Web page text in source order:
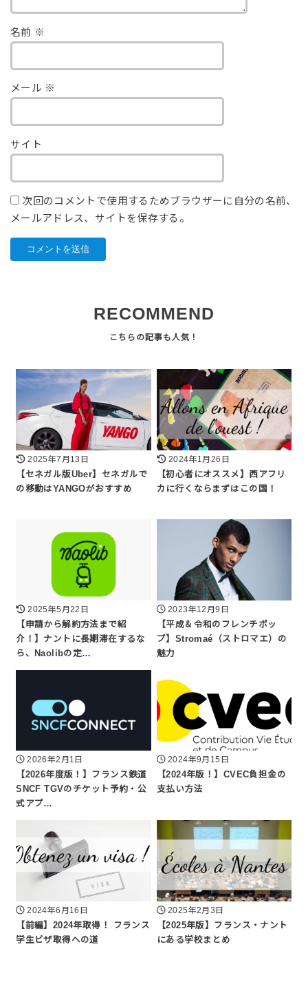
名前 ※
メール ※
サイト
次回のコメントで使用するためブラウザーに自分の名前、
メールアドレス、サイトを保存する。
RECOMMEND
2025年7月13日
【セネガル版Uber】セネガルで
の移動はYANGOがおすすめ
2024年1月26日
【初心者にオススメ】西アフリ
カに行くならまずはこの国！
2025年5月22日
【申請から解約方法まで紹
介！】ナントに長期滞在するな
ら、Naolibの定…
2023年12月9日
【平成＆令和のフレンチポッ
プ】Stromaé（ストロマエ）の
魅力
2026年2月1日
【2026年度版！】フランス鉄道
SNCF TGVのチケット予約・公
式アプ…
2024年9月15日
【2024年版！】CVEC負担金の
支払い方法
2024年6月16日
【前編】2024年取得！ フランス
学生ビザ取得への道
2025年2月3日
【2025年版】フランス・ナント
にある学校まとめ